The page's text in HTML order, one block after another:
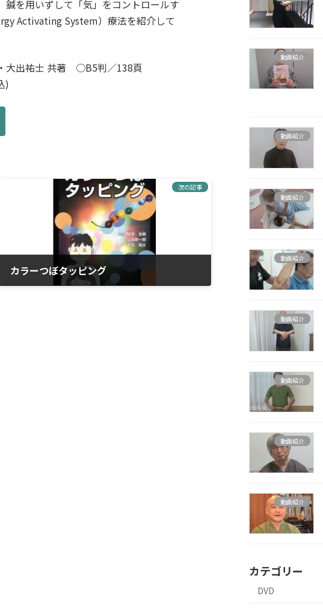
鍼を用いずして「気」をコントロールす
Activating System）療法を紹介して
大出祐士 共著 ○B5判／138頁
)
次の記事
カラーつぼタッピング
動画紹介
動画紹介
動画紹介
動画紹介
動画紹介
動画紹介
動画紹介
動画紹介
カテゴリー
DVD